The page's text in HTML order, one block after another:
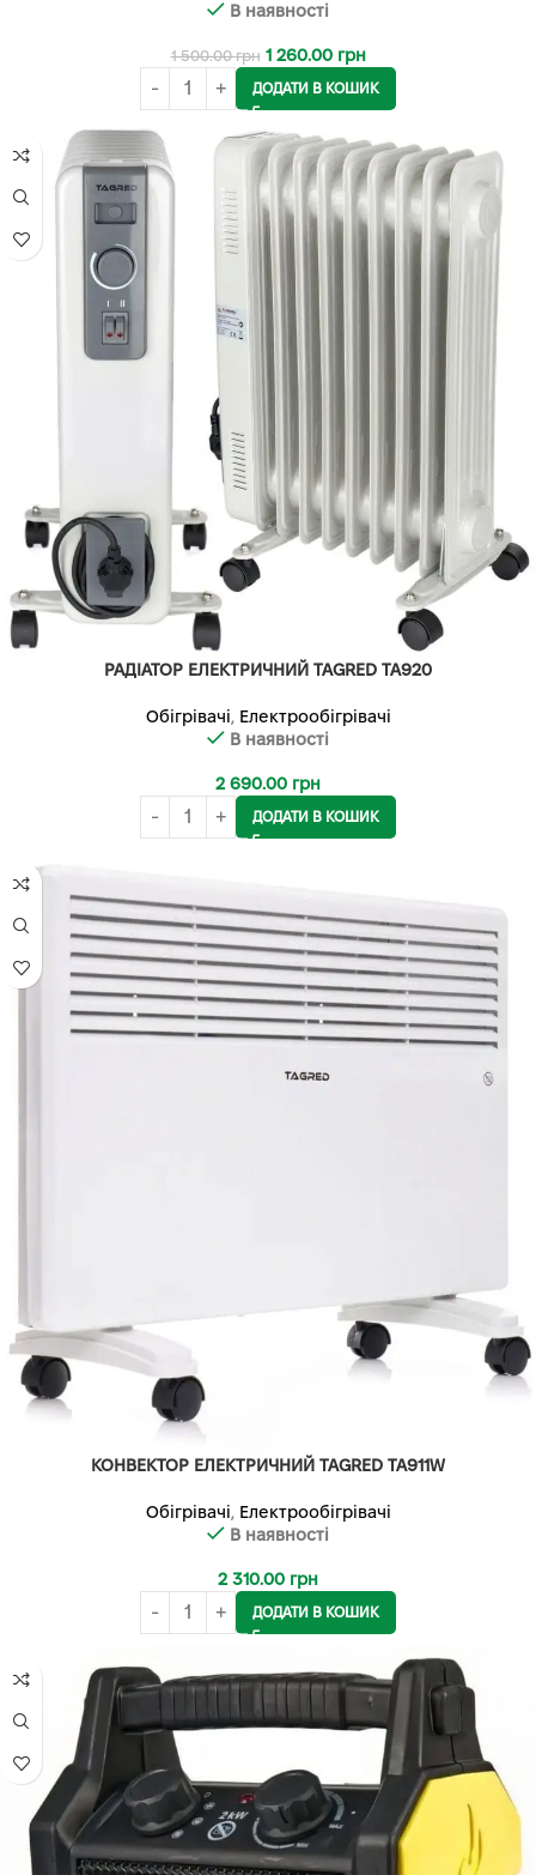
В наявності
1 500.00грн 1 260.00 грн
ДОДАТИ В КОШИК
РАДІАТОР ЕЛЕКТРИЧНИЙ TAGRED TA920
Обігрівачі, Електрообігрівачі
В наявності
2 690.00 грн
ДОДАТИ В КОШИК
КОНВЕКТОР ЕЛЕКТРИЧНИЙ TAGRED TA911W
Обігрівачі, Електрообігрівачі
В наявності
2 310.00 грн
ДОДАТИ В КОШИК